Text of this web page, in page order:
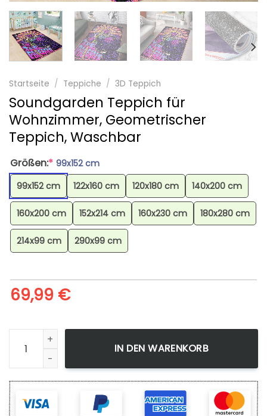
Startseite / Teppiche / 3D Teppich
Soundgarden Teppich für
Wohnzimmer, Geometrischer
Teppich, Waschbar
Größen:* 99x152 cm
99x152 cm
122x160 cm 120x180 cm 140x200 cm
160x200 cm 152x214 cm 160x230 cm 180x280 cm
214x99 cm 290x99 cm
69,99 €
Soundgarden Teppich für Wohnzimmer, Geometrischer
IN DEN WARENKORB